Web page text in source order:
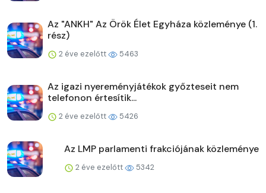
Az "ANKH" Az Örök Élet Egyháza közleménye (1.
rész)
2 éve ezelőtt 5463
Az igazi nyereményjátékok győzteseit nem
telefonon értesítik...
2 éve ezelőtt 5426
Az LMP parlamenti frakciójának közleménye
2 éve ezelőtt 5342